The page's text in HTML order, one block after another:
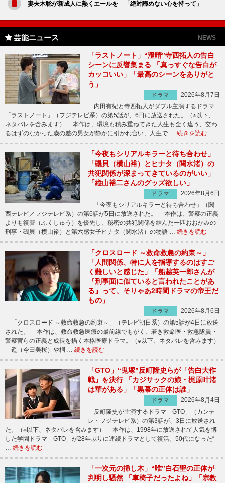
妻夫木聡が新成人に熱くエールを 「絶対諦めない心を持って」
芸能ニュース NEWS
「ラストノート」“澄晴”寺西拓人の告白
シーンに反響集まる 「真っすぐな告白が
カッコいい」「最高のシーンをありがと
う」
ドラマ
2026年8月7日
内田有紀と寺西拓人がダブル主演するドラマ
「ラストノート」（フジテレビ系）の第5話が、6日に放送された。（※以下、
ネタバレを含みます） 本作は、環境も積み重ねてきた人生も全く違う、交わ
るはずのなかった歳の差の男女が静かに引かれ合い、人生で … 続きを読む
「今夜もシリアルキラーと待ち合わせ」
「磯貝（横山裕）とヒナタ（関水渚）の
共犯関係が深まってきているのがいい」
「縦山裕二さんのグッズ欲しい」
ドラマ
2026年8月6日
「今夜もシリアルキラーと待ち合わせ」（関
西テレビ／フジテレビ系）の第6話が5日に放送された。 本作は、警察の正義
よりも復讐（ふくしゅう）を優先し、秘密の共犯関係を結んだ一匹おおかみの
刑事・磯貝（横山裕）と第六感女子ヒナタ（関水渚）の物語 … 続きを読む
「クロスロード ～救命救急の約束～」
「人間関係、特に人を指導するのはすご
く難しいと感じた」「船越英一郎さんが
『刑事面に似ていると言われたことがあ
る』って、そりゃあ2時間ドラマの帝王だ
もの」
ドラマ
2026年8月6日
「クロスロード ～救命救急の約束～」（テレビ朝日系）の第5話が4日に放送
された。 本作は、救命救急医療の最前線でもがく、若き救命医・救急隊員・
警察官らの正義と成長を描く本格医療ドラマ。（※以下、ネタバレを含みます）
遥（今田美桜）や桐 … 続きを読む
「GTO」“鬼塚”反町隆史らが「告白大作
戦」を決行 「カジサックの娘・梶原叶渚
は華がある」「黒幕の正体は誰」
ドラマ
2026年8月4日
反町隆史が主演するドラマ「GTO」（カンテ
レ・フジテレビ系）の第3話が、3日に放送され
た。（※以下、ネタバレを含みます） 本作は、1998年に放送されて人気を博
した学園ドラマ「GTO」が28年ぶりに連続ドラマとして復活。50代になった“
… 続きを読む
「一次元の挿し木」“唯”白石聖の正体が
判明し騒然 「車椅子だったよね」「宗教